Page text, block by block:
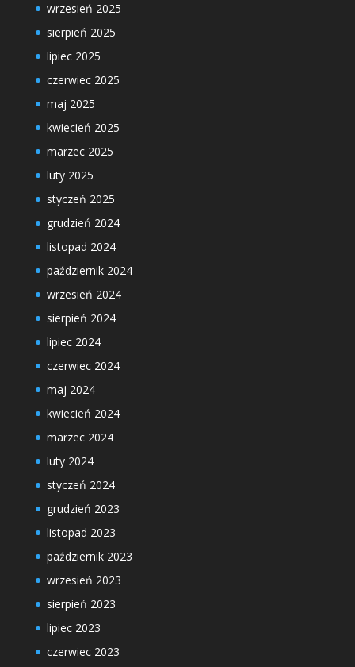
wrzesień 2025
sierpień 2025
lipiec 2025
czerwiec 2025
maj 2025
kwiecień 2025
marzec 2025
luty 2025
styczeń 2025
grudzień 2024
listopad 2024
październik 2024
wrzesień 2024
sierpień 2024
lipiec 2024
czerwiec 2024
maj 2024
kwiecień 2024
marzec 2024
luty 2024
styczeń 2024
grudzień 2023
listopad 2023
październik 2023
wrzesień 2023
sierpień 2023
lipiec 2023
czerwiec 2023